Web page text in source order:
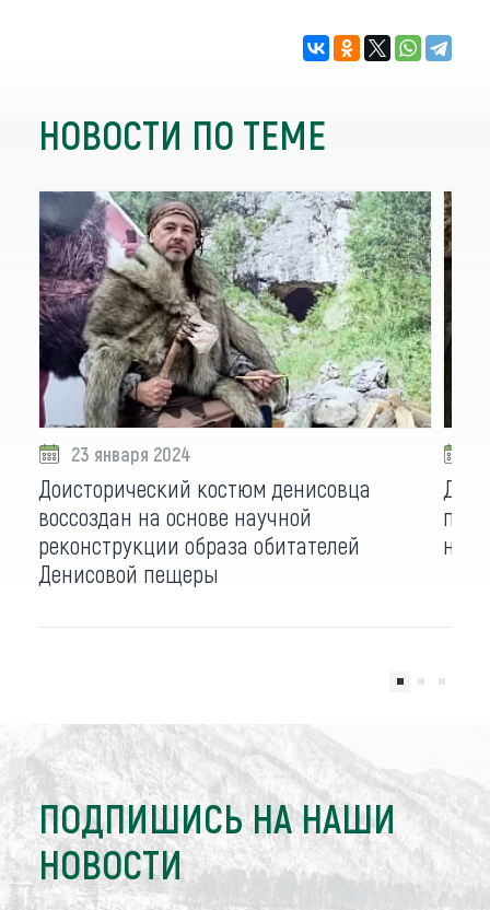
НОВОСТИ ПО ТЕМЕ
23 января 2024
Доисторический костюм денисовца
воссоздан на основе научной
реконструкции образа обитателей
Денисовой пещеры
ПОДПИШИСЬ НА НАШИ
НОВОСТИ